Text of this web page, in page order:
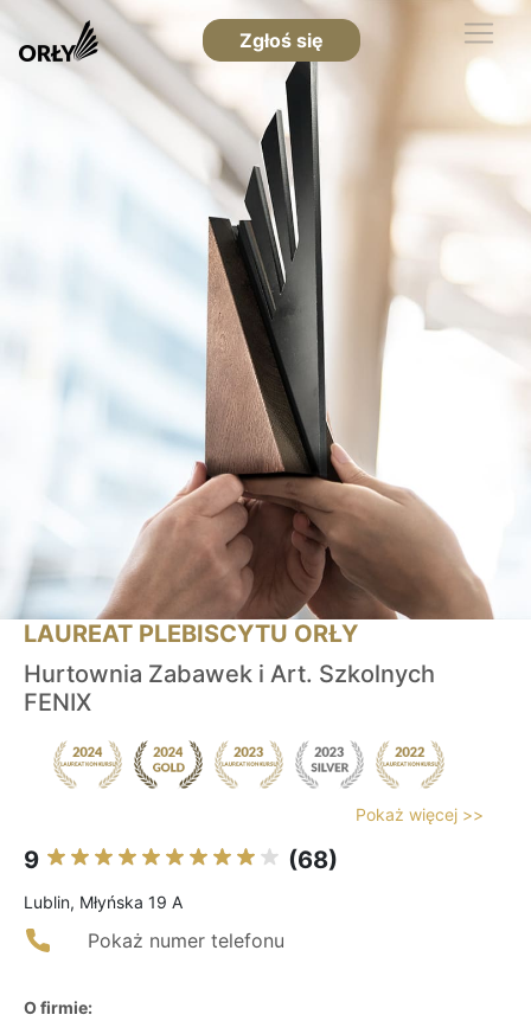
Zgłoś się
LAUREAT PLEBISCYTU ORŁY
Hurtownia Zabawek i Art. Szkolnych
FENIX
Pokaż więcej >>
9 (68)
Lublin, Młyńska 19 A
Pokaż numer telefonu
O firmie: